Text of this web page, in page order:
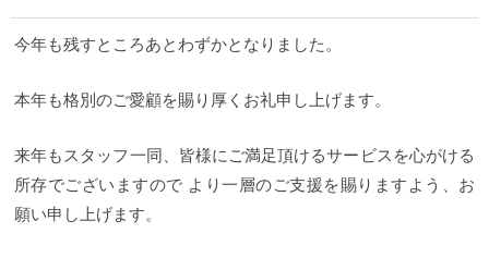
今年も残すところあとわずかとなりました。
本年も格別のご愛顧を賜り厚くお礼申し上げます。
来年もスタッフ一同、皆様にご満足頂けるサービスを心がける
所存でございますので より一層のご支援を賜りますよう、お
願い申し上げます。